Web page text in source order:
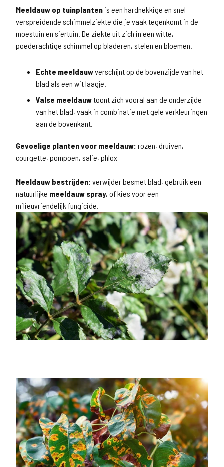
Meeldauw op tuinplanten is een hardnekkige en snel
verspreidende schimmelziekte die je vaak tegenkomt in de
moestuin en siertuin. De ziekte uit zich in een witte,
poederachtige schimmel op bladeren, stelen en bloemen.
Echte meeldauwverschijnt op de bovenzijde van het
blad als een wit laagje.
Valse meeldauwtoont zich vooral aan de onderzijde
van het blad, vaak in combinatie met gele verkleuringen
aan de bovenkant.
Gevoelige planten voor meeldauw: rozen, druiven,
courgette, pompoen, salie, phlox
Meeldauw bestrijden: verwijder besmet blad, gebruik een
natuurlijke meeldauw spray, of kies voor een
milieuvriendelijk fungicide.